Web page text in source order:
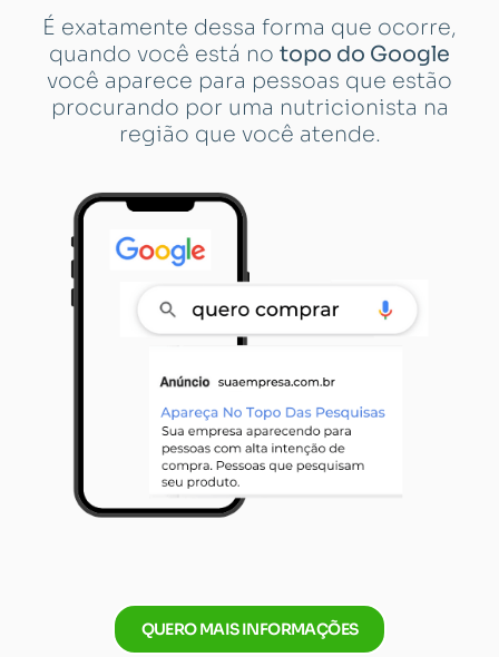
É exatamente dessa forma que ocorre,
quando você está no topo do Google
você aparece para pessoas que estão
procurando por uma nutricionista na
região que você atende.
QUERO MAIS INFORMAÇÕES